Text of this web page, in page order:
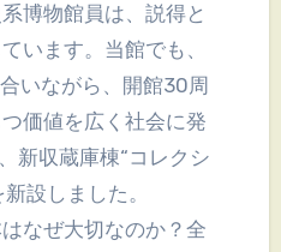
博物館員は、説得と
います。当館でも、
いながら、開館30周
価値を広く社会に発
新収蔵庫棟“コレクシ
設しました。
なぜ大切なのか？全